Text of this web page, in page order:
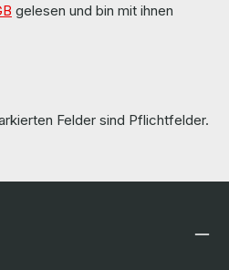
gelesen und bin mit ihnen
Felder sind Pflichtfelder.